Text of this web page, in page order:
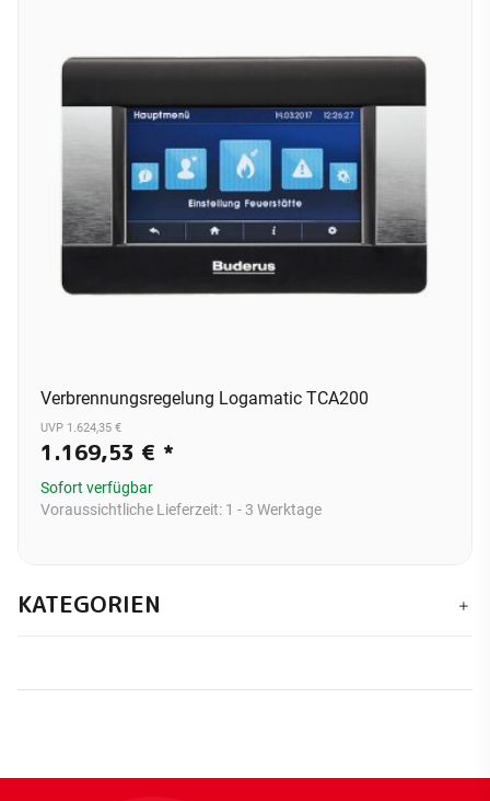
Verbrennungsregelung Logamatic TCA200
UVP 1.624,35 €
1.169,53 € *
Sofort verfügbar
Voraussichtliche Lieferzeit: 1 - 3 Werktage
KATEGORIEN